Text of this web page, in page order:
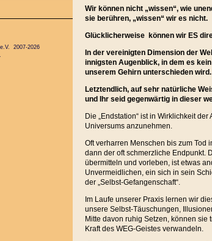
Wir können nicht „wissen“, wie
sie berühren, „wissen“ wir es nicht.
Glücklicherweise können wir ES
In der vereinigten Dimension der
innigsten Augenblick, in dem es
unserem Gehirn unterschieden wird.
Letztendlich, auf sehr natürliche
und Ihr seid gegenwärtig in dieser
Die „Endstation“ ist in Wirklichkeit
Universums anzunehmen.
Oft verharren Menschen bis zum Tod
dann der oft schmerzliche Endpunkt.
übermitteln und vorleben, ist etwas
Unvermeidlichen, ein sich in sein
der „Selbst-Gefangenschaft“.
Im Laufe unserer Praxis lernen wir
unsere Selbst-Täuschungen,
Mitte davon ruhig Setzen, können
Kraft des WEG-Geistes verwandeln.
2007-2026